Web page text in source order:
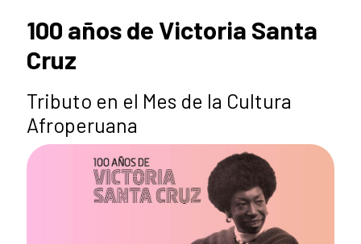
100 años de Victoria Santa
Cruz
Tributo en el Mes de la Cultura
Afroperuana